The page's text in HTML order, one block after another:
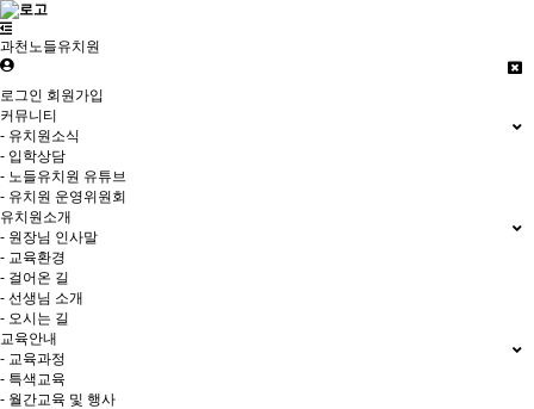
과천노들유치원
로그인 회원가입
커뮤니티
- 유치원소식
- 입학상담
- 노들유치원 유튜브
- 유치원 운영위원회
유치원소개
- 원장님 인사말
- 교육환경
- 걸어온 길
- 선생님 소개
- 오시는 길
교육안내
- 교육과정
- 특색교육
- 월간교육 및 행사